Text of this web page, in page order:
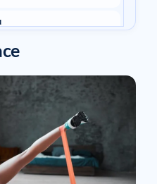
nohy
s programem Fesses